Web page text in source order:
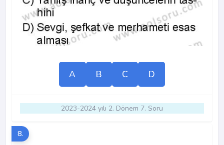
A B C D
2023-2024 yılı 2. Dönem 7. Soru
8.